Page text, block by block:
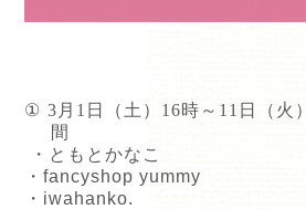
① 3 月 1 日（土） 16時～ 11 日（火）
間
・ともとかなこ
・ fancyshop yummy
・ iwahanko.